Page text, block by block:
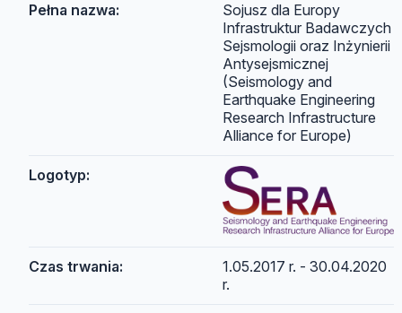
Pełna nazwa:
Sojusz dla Europy
Infrastruktur Badawczych
Sejsmologii oraz Inżynierii
Antysejsmicznej
(Seismology and
Earthquake Engineering
Research Infrastructure
Alliance for Europe)
Logotyp:
Czas trwania:
1.05.2017 r. - 30.04.2020
r.